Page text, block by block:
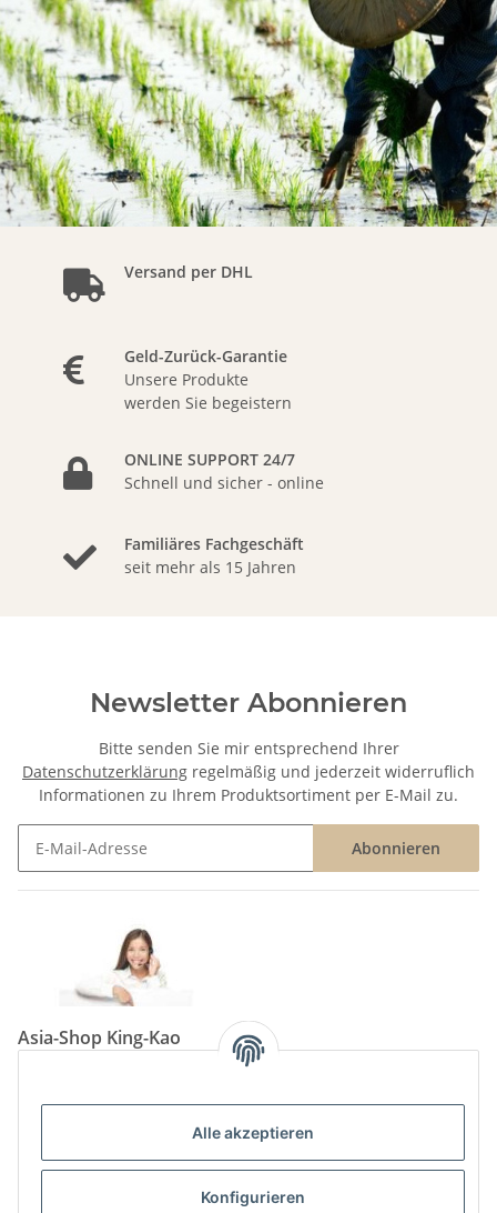
Alle akzeptieren
Konfigurieren
Versand per DHL
Geld-Zurück-Garantie
Unsere Produkte
werden Sie begeistern
ONLINE SUPPORT 24/7
Schnell und sicher - online
Familiäres Fachgeschäft
seit mehr als 15 Jahren
Newsletter Abonnieren
Bitte senden Sie mir entsprechend Ihrer
Datenschutzerklärung regelmäßig und jederzeit widerruflich
Informationen zu Ihrem Produktsortiment per E-Mail zu.
Abonnieren
Asia-Shop King-Kao
Tel: (06825) 499-104
info@king-kao.de
Öffnungszeiten (Mo-Sa.) 9:00 - 19:00
Gesetzliche Informationen